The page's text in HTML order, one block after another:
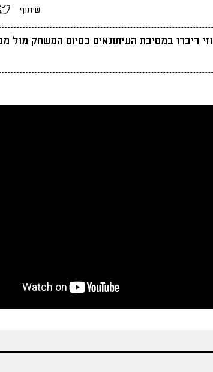
שיתוף
דיברו במסיבת העיתונאים בסיום המשחק מול